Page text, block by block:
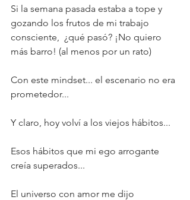
Si la semana pasada estaba a tope y
gozando los frutos de mi trabajo
consciente,  ¿qué pasó? ¡No quiero
más barro! (al menos por un rato)
Con este mindset... el escenario no era
prometedor...
Y claro, hoy volví a los viejos hábitos...
Esos hábitos que mi ego arrogante
creía superados...
El universo con amor me dijo